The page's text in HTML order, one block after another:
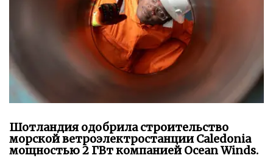
Шотландия одобрила строительство
морской ветроэлектростанции Caledonia
мощностью 2 ГВт компанией Ocean Winds.